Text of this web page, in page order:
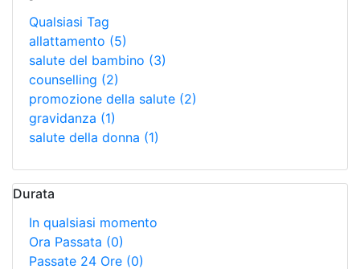
Qualsiasi Tag
allattamento (5)
salute del bambino (3)
counselling (2)
promozione della salute (2)
gravidanza (1)
salute della donna (1)
Durata
In qualsiasi momento
Ora Passata (0)
Passate 24 Ore (0)